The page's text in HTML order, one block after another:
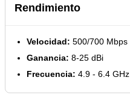
Rendimiento
Velocidad: 500/700 Mbps
Ganancia: 8-25 dBi
Frecuencia: 4.9 - 6.4 GHz